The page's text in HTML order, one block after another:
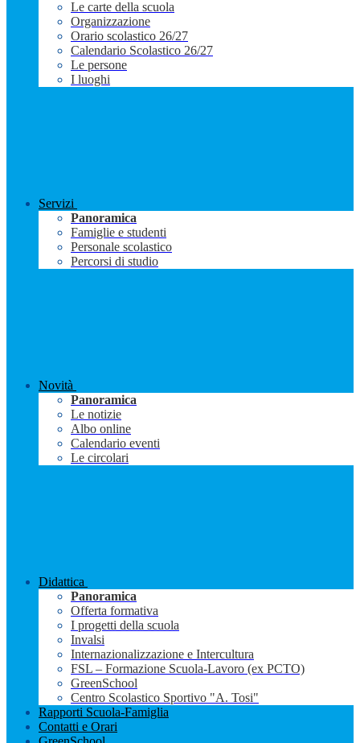
Le carte della scuola
Organizzazione
Orario scolastico 26/27
Calendario Scolastico 26/27
Le persone
I luoghi
Servizi
Panoramica
Famiglie e studenti
Personale scolastico
Percorsi di studio
Novità
Panoramica
Le notizie
Albo online
Calendario eventi
Le circolari
Didattica
Panoramica
Offerta formativa
I progetti della scuola
Invalsi
Internazionalizzazione e Intercultura
FSL – Formazione Scuola-Lavoro (ex PCTO)
GreenSchool
Centro Scolastico Sportivo "A. Tosi"
Rapporti Scuola-Famiglia
Contatti e Orari